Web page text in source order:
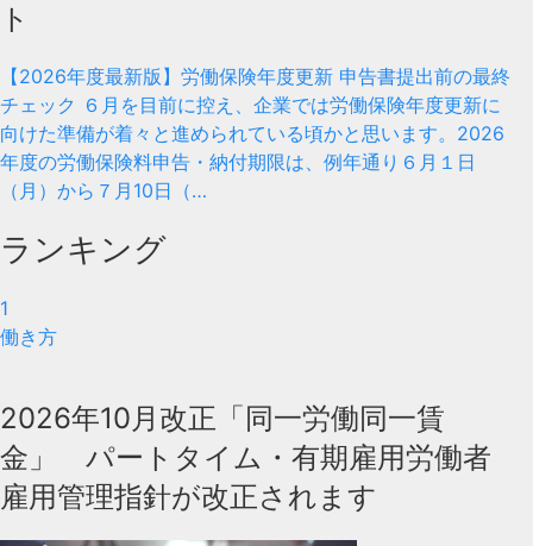
ト
【2026年度最新版】労働保険年度更新 申告書提出前の最終
チェック ６月を目前に控え、企業では労働保険年度更新に
向けた準備が着々と進められている頃かと思います。2026
年度の労働保険料申告・納付期限は、例年通り６月１日
（月）から７月10日（…
ランキング
1
働き方
2026年10月改正「同一労働同一賃
金」 パートタイム・有期雇用労働者
雇用管理指針が改正されます